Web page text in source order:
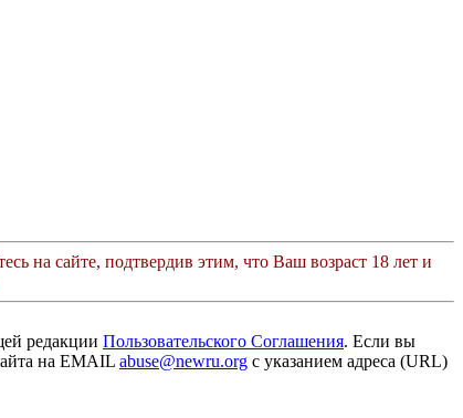
на сайте, подтвердив этим, что Ваш возраст 18 лет и
редакции Пользовательского Соглашения. Если вы
на EMAIL abuse@newru.org с указанием адреса (URL)